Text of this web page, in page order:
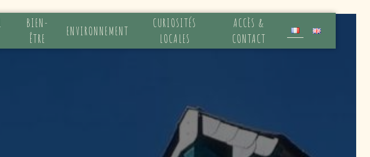
BIEN-
ÊTRE
ENVIRONNEMENT
CURIOSITÉS
LOCALES
ACCÈS &
CONTACT